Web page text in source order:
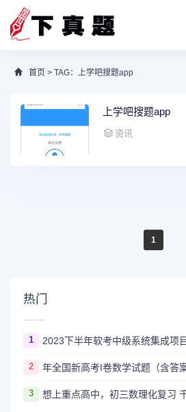
首页 > TAG：上学吧搜题app
上学吧搜题app
资讯
1
热门
1
2 年全国新高考I卷数学试题（含答案
3